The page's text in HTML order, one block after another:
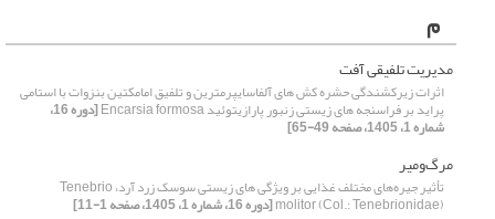
م
مدیریت تلفیقی آفت
اثرات زیرکشندگی حشره کش های آلفاسایپرمترین و تلفیق امامکتین بنزوات با استامی
پراید بر فراسنجه های زیستی زنبور پارازیتوئید Encarsia formosa [دوره 16،
شماره 1، 1405، صفحه 49-65]
مرگ‌ومیر
تأثیر جیره‌های مختلف غذایی بر ویژگی های زیستی سوسک زرد آرد، Tenebrio
molitor (Col.: Tenebrionidae)[دوره 16، شماره 1، 1405، صفحه 1-11]